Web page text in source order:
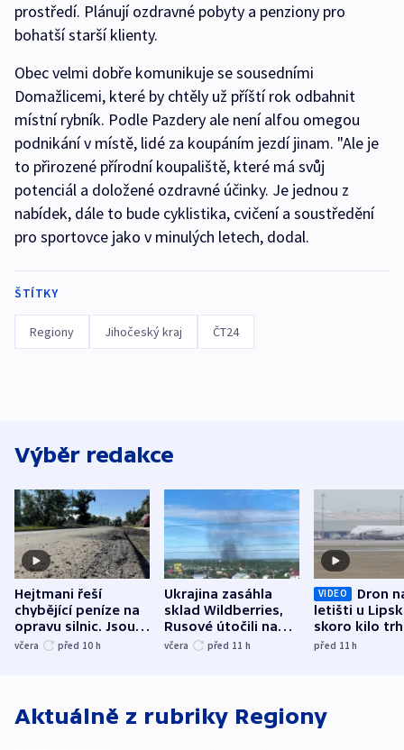
prostředí. Plánují ozdravné pobyty a penziony pro
bohatší starší klienty.
Obec velmi dobře komunikuje se sousedními
Domažlicemi, které by chtěly už příští rok odbahnit
místní rybník. Podle Pazdery ale není alfou omegou
podnikání v místě, lidé za koupáním jezdí jinam. "Ale je
to přirozené přírodní koupaliště, které má svůj
potenciál a doložené ozdravné účinky. Je jednou z
nabídek, dále to bude cyklistika, cvičení a soustředění
pro sportovce jako v minulých letech, dodal.
ŠTÍTKY
Regiony Jihočeský kraj ČT24
Výběr redakce
Hejtmani řeší
chybějící peníze na
opravu silnic. Jsou
nenárokové, namítá
včera před 10 h
Ukrajina zasáhla
sklad Wildberries,
Rusové útočili na
trh, hasiče či
včera před 11 h
VIDEO
Dron
letišti u
skoro kilo
indicie
před 11h
Aktuálně z rubriky Regiony